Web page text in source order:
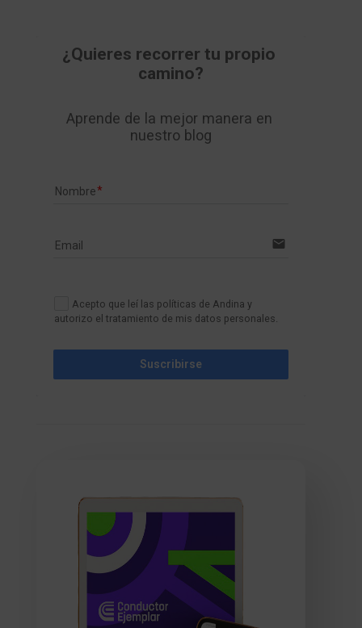
¿Quieres recorrer tu propio
camino?
Aprende de la mejor manera en
nuestro blog
Nombre
Email email
Acepto que leí las políticas de Andina y
autorizo el tratamiento de mis datos personales.
Suscribirse